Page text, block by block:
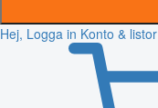
Hej, Logga in Konto & listor